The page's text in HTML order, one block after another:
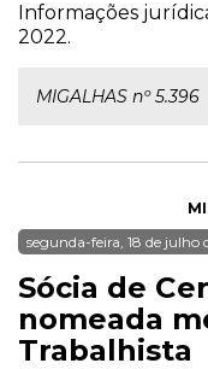
Informações
2022.
MIGALHAS nº 5.396
segunda-feira, 18 de julho
Sócia de
nomeada
Trabalhista